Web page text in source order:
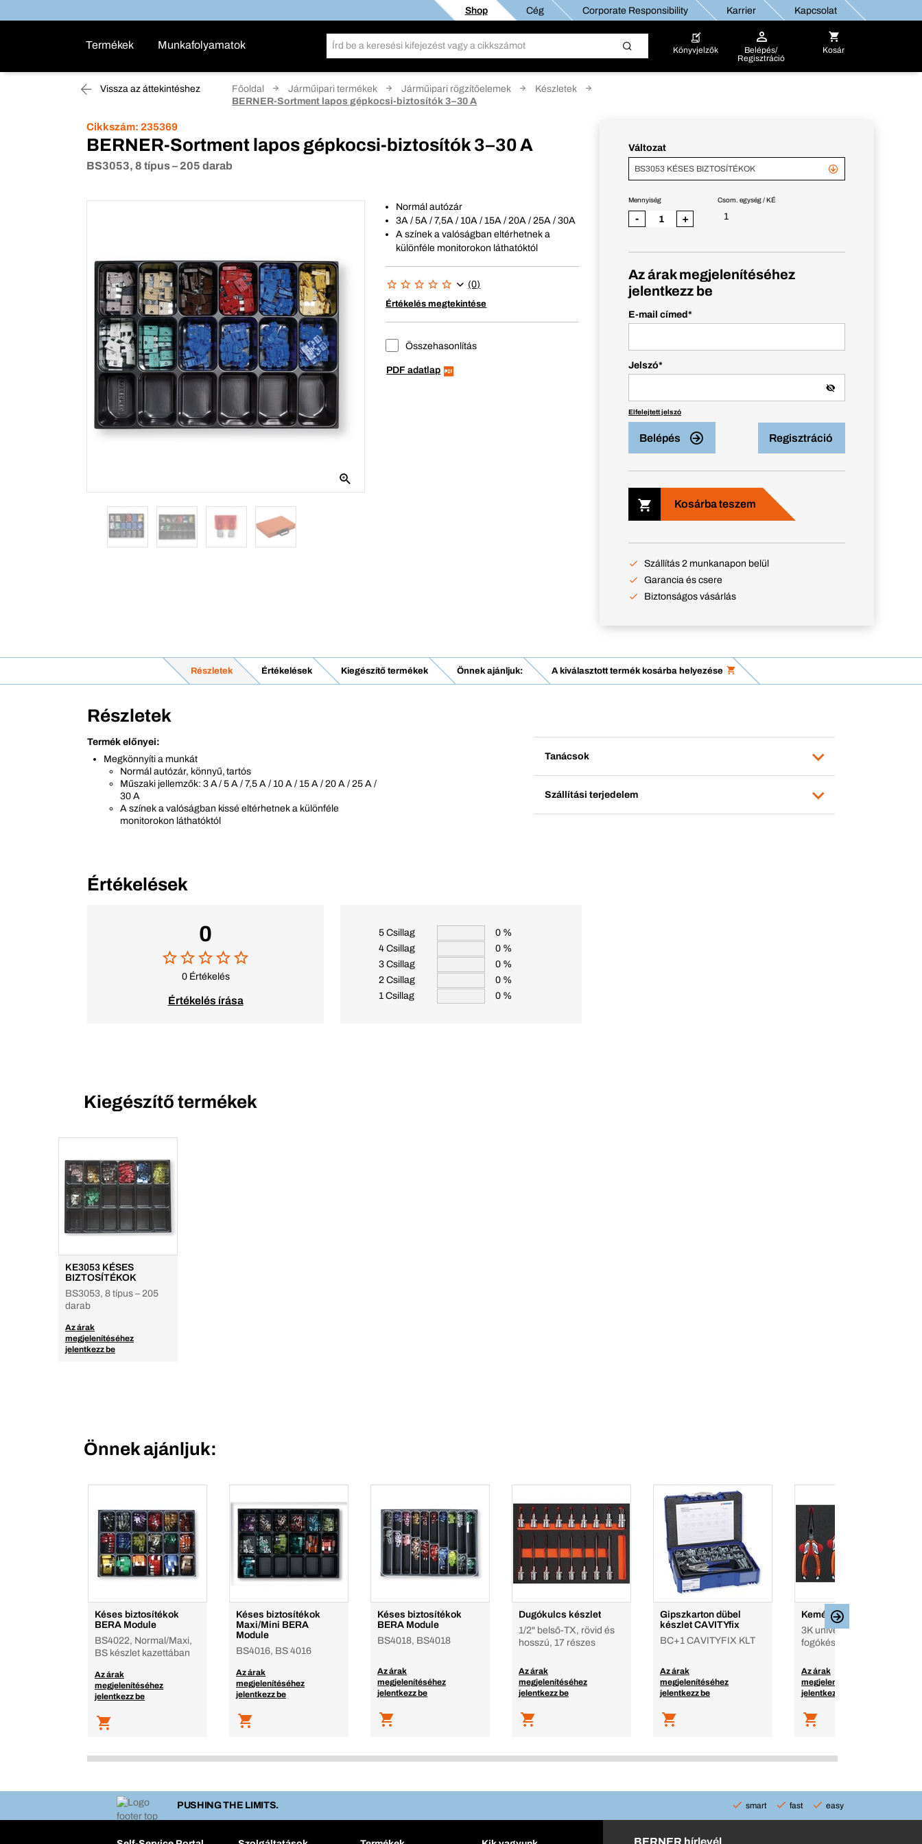
Shop Cég Corporate Responsibility Karrier Kapcsolat
Termékek Munkafolyamatok Könyvjelzők
Belépés/
Regisztráció
Kosár
Vissza az áttekintéshez Főoldal Járműipari termékek Járműipari rögzítőelemek
Készletek
BERNER-Sortment lapos gépkocsi-biztosítók 3–30 A
Cikkszám: 235369
BERNER-Sortment lapos gépkocsi-biztosítók 3–30 A
BS3053, 8 típus – 205 darab
Normál autózár
3A / 5A / 7,5A / 10A / 15A / 20A / 25A / 30A
A színek a valóságban eltérhetnek a
különféle monitorokon láthatóktól
(0)
Értékelés megtekintése
Összehasonlítás
PDF adatlap
Változat
BS3053 KÉSES BIZTOSÍTÉKOK
Csom. egység / KÉ
1
Mennyiség
- +
Az árak megjelenítéséhez
jelentkezz be
E-mail címed *
Jelszó*
Elfelejtett jelszó
Belépés Regisztráció
Kosárba teszem
Szállítás 2 munkanapon belül
Garancia és csere
Biztonságos vásárlás
Részletek Értékelések Kiegészítő termékek Önnek ajánljuk: A kiválasztott termék kosárba helyezése
Részletek
Termék előnyei:
Megkönnyíti a munkát
Normál autózár, könnyű, tartós
Műszaki jellemzők: 3 A / 5 A / 7,5 A / 10 A / 15 A / 20 A / 25 A /
30 A
A színek a valóságban kissé eltérhetnek a különféle
monitorokon láthatóktól
Tanácsok
Szállítási terjedelem
Értékelések
0
0 Értékelés
Értékelés írása
5 Csillag
0 %
4 Csillag
0 %
3 Csillag
0 %
2 Csillag
0 %
1 Csillag
0 %
Kiegészítő termékek
KE3053 KÉSES
BIZTOSÍTÉKOK
BS3053, 8 típus – 205
darab
Az árak
megjelenítéséhez
jelentkezz be
Önnek ajánljuk:
Késes biztosítékok
BERA Module
BS4022, Normal/Maxi,
BS készlet kazettában
Az árak
megjelenítéséhez
jelentkezz be
Késes biztosítékok
Maxi/Mini BERA
Module
BS4016, BS 4016
Az árak
megjelenítéséhez
jelentkezz be
Késes biztosítékok
BERA Module
BS4018, BS4018
Az árak
megjelenítéséhez
jelentkezz be
Dugókulcs készlet
1/2" belső-TX, rövid és
hosszú, 17 részes
Az árak
megjelenítéséhez
jelentkezz be
Gipszkarton dübel
készlet CAVITYfix
BC+1 CAVITYFIX KLT
Az árak
megjelenítéséhez
jelentkezz be
Keményhab betét
3K univerzális
fogókészlettel
Az árak
megjelenítéséhez
jelentkezz be
PUSHING THE LIMITS. smart fast easy